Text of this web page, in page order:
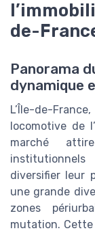
de-
Panorama
dynamique
L’Île-de-
locomotive de
marché
diversifier leur
une grande
zones
mutation.